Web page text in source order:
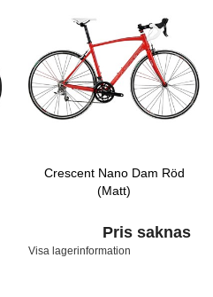
Crescent Nano Dam Röd
(Matt)
Pris saknas
Visa lagerinformation